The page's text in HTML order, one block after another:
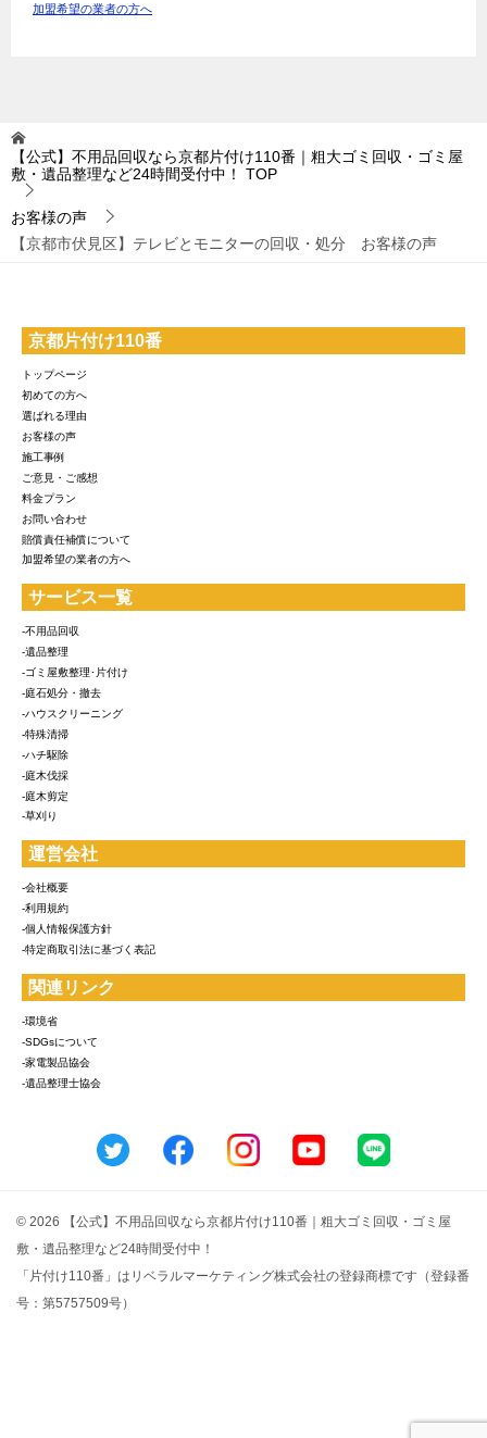
加盟希望の業者の方へ
【公式】不用品回収なら京都片付け110番｜粗大ゴミ回収・ゴミ屋
敷・遺品整理など24時間受付中！
TOP
お客様の声
【京都市伏見区】テレビとモニターの回収・処分 お客様の声
京都片付け110番
トップページ
初めての方へ
選ばれる理由
お客様の声
施工事例
ご意見・ご感想
料金プラン
お問い合わせ
賠償責任補償について
加盟希望の業者の方へ
サービス一覧
-不用品回収
-遺品整理
-ゴミ屋敷整理･片付け
-庭石処分・撤去
-ハウスクリーニング
-特殊清掃
-ハチ駆除
-庭木伐採
-庭木剪定
-草刈り
運営会社
-会社概要
-利用規約
-個人情報保護方針
-特定商取引法に基づく表記
関連リンク
-環境省
-SDGsについて
-家電製品協会
-遺品整理士協会
© 2026 【公式】不用品回収なら京都片付け110番｜粗大ゴミ回収・ゴミ屋
敷・遺品整理など24時間受付中！
「片付け110番」はリベラルマーケティング株式会社の登録商標です（登録番
号：第5757509号）